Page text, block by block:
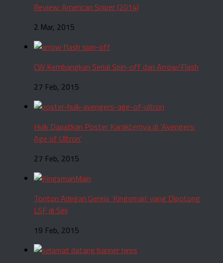
Review: American Sniper (2014)
2 Mar, 2015
CW Kembangkan Serial Spin-off dari Arrow/Flash
27 Feb, 2015
Hulk Dapatkan Poster Karakternya di ‘Avengers:
Age of Ultron’
27 Feb, 2015
Tonton Adegan Gereja ‘Kingsman’ yang Dipotong
LSF di Sini
19 Feb, 2015